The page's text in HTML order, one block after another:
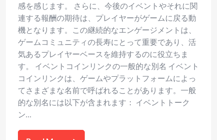
感を感じます。 さらに、今後のイベントやそれに関
連する報酬の期待は、プレイヤーがゲームに戻る動
機となります。この継続的なエンゲージメントは、
ゲームコミュニティの長寿にとって重要であり、活
気あるプレイヤーベースを維持するのに役立ちま
す。 イベントコインリンクの一般的な別名 イベント
コインリンクは、ゲームやプラットフォームによっ
てさまざまな名前で呼ばれることがあります。一般
的な別名には以下が含まれます： イベントトーク
ン…